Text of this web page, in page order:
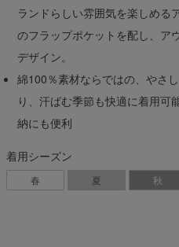
ランドらしい雰囲気を楽しめる
のフラップポケットを配し、ア
デザイン。
綿100％素材ならではの、やさ
り、汗ばむ季節も快適に着用可
納にも便利
着用シーズン
春 夏 秋